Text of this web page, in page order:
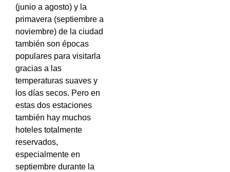
(junio a agosto) y la
primavera (septiembre a
noviembre) de la ciudad
también son épocas
populares para visitarla
gracias a las
temperaturas suaves y
los días secos. Pero en
estas dos estaciones
también hay muchos
hoteles totalmente
reservados,
especialmente en
septiembre durante la